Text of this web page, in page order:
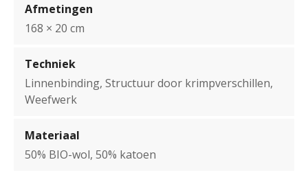
Afmetingen
168 × 20 cm
Techniek
Linnenbinding, Structuur door krimpverschillen,
Weefwerk
Materiaal
50% BIO-wol, 50% katoen